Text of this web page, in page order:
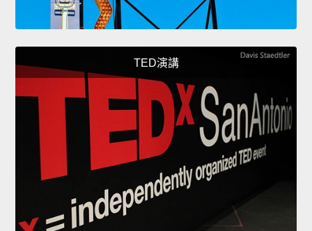
TED演講